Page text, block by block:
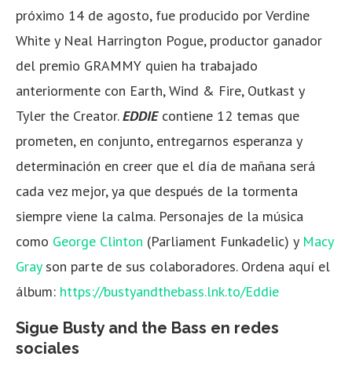
próximo 14 de agosto, fue producido por Verdine
White y Neal Harrington Pogue, productor ganador
del premio GRAMMY quien ha trabajado
anteriormente con Earth, Wind & Fire, Outkast y
Tyler the Creator.EDDIEcontiene 12 temas que
prometen, en conjunto, entregarnos esperanza y
determinación en creer que el día de mañana será
cada vez mejor, ya que después de la tormenta
siempre viene la calma. Personajes de la música
como George Clinton (Parliament Funkadelic) y Macy
Grayson parte de sus colaboradores. Ordena aquí el
álbum: https://bustyandthebass.lnk.to/Eddie
Sigue Busty and the Bass en redes
sociales